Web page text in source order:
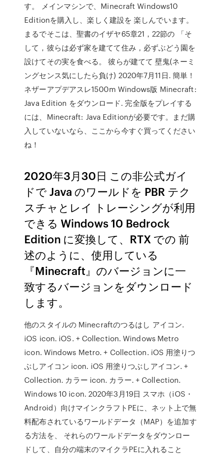
す。 メインマシンで、Minecraft Windows10
Editionを購入し、楽しく建設を 楽しんでいます。
まるでそこは、聖書のイザヤ65章21，22節の 「そ
して，彼らは必ず家を建てて住み，必ずぶどう園を
設けてその実を食べる。 彼らが建てて 壁鬼(ネーミ
ングセンス気にしたら負け) 2020年7月11日. 簡単！
ネザーアプデアスレ1500m Windows版 Minecraft:
Java Edition をダウンロード. 完全版をプレイする
には、Minecraft: Java Editionが必要です。まだ購
入していないなら、ここから今すぐ買ってください
ね！
2020年3月30日 この非公式ガイ
ドで Java のワールドを PBR テク
スチャとレイ トレーシングが利用
できる Windows 10 Bedrock
Edition に変換して、RTX での 前
述のように、使用している
『Minecraft』のバージョンに一
致するバージョンをダウンロード
します。
他のスタイルの Minecraftのつるはし アイコン.
iOS icon. iOS. + Collection. Windows Metro
icon. Windows Metro. + Collection. iOS 用塗りつ
ぶしアイコン icon. iOS 用塗りつぶしアイコン. +
Collection. カラー icon. カラー. + Collection.
Windows 10 icon. 2020年3月19日 スマホ（iOS・
Android）向けマインクラフトPEに、ネット上で無
料配布されているワールドデータ（MAP）を追加す
る方法を、 それらのワールドデータをダウンロー
ドして、自分の端末のマイクラPEに入れること